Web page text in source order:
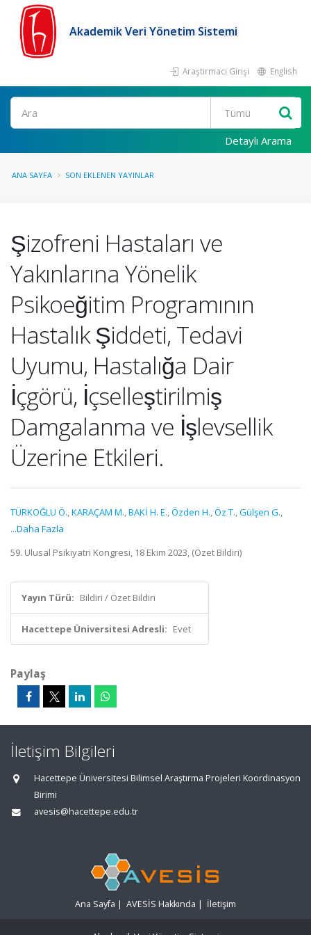
Akademik Veri Yönetim Sistemi
Araştırmacı Girişi English
Ara
Detaylı Arama
ANA SAYFA SON EKLENEN YAYINLAR
Şizofreni Hastaları ve
Yakınlarına Yönelik
Psikoeğitim Programının
Hastalık Şiddeti, Tedavi
Uyumu, Hastalığa Dair
İçgörü, İçselleştirilmiş
Damgalanma ve İşlevsellik
Üzerine Etkileri.
TÜRKOĞLU Ö.,KARAÇAM M.,BAKİ H. E.,Özden H.,Öz T.,Gülşen G.,
...Daha Fazla
59. Ulusal Psikiyatri Kongresi, 18 Ekim 2023, (Özet Bildiri)
Yayın Türü: Bildiri / Özet Bildiri
Hacettepe Üniversitesi Adresli: Evet
Paylaş
İletişim Bilgileri
Hacettepe Üniversitesi Bilimsel Araştırma Projeleri Koordinasyon
Birimi
avesis@hacettepe.edu.tr
Ana Sayfa | AVESİS Hakkında | İletişim